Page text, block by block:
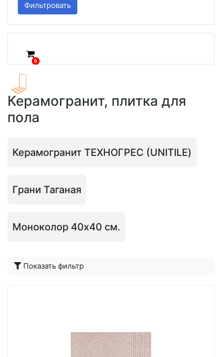
Фильтровать
0
Керамогранит, плитка для
пола
Керамогранит ТЕХНОГРЕС (UNITILE)
Грани Таганая
Моноколор 40х40 см.
Показать фильтр